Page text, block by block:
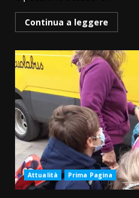
Continua a leggere
Attualità Prima Pagina